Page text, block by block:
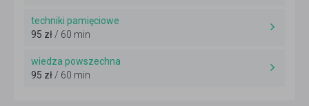
techniki pamięciowe
95 zł / 60 min
wiedza powszechna
95 zł / 60 min